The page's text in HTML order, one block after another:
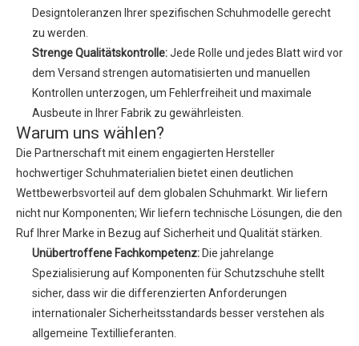
Designtoleranzen Ihrer spezifischen Schuhmodelle gerecht
zu werden.
Strenge Qualitätskontrolle:Jede Rolle und jedes Blatt wird vor
dem Versand strengen automatisierten und manuellen
Kontrollen unterzogen, um Fehlerfreiheit und maximale
Ausbeute in Ihrer Fabrik zu gewährleisten.
Warum uns wählen?
Die Partnerschaft mit einem engagierten Hersteller
hochwertiger Schuhmaterialien bietet einen deutlichen
Wettbewerbsvorteil auf dem globalen Schuhmarkt. Wir liefern
nicht nur Komponenten; Wir liefern technische Lösungen, die den
Ruf Ihrer Marke in Bezug auf Sicherheit und Qualität stärken.
Unübertroffene Fachkompetenz: Die jahrelange
Spezialisierung auf Komponenten für Schutzschuhe stellt
sicher, dass wir die differenzierten Anforderungen
internationaler Sicherheitsstandards besser verstehen als
allgemeine Textillieferanten.